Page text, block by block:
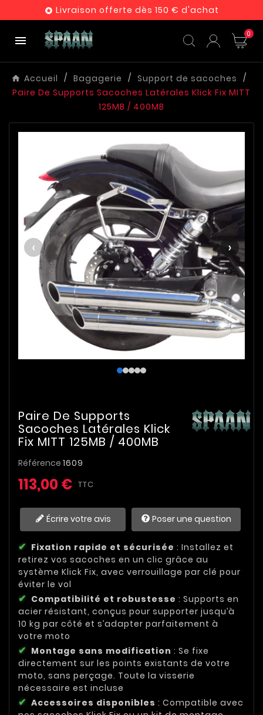
 Livraison offerte dès 150 € d'achat
 0
Accueil Bagagerie
Support de sacoches
Paire De Supports Sacoches Latérales Klick Fix MITT
125MB / 400MB
‹ ›
Paire De Supports
Sacoches Latérales Klick
Fix MITT 125MB / 400MB
Référence 1609
113,00 € TTC
Écrire votre avis Poser une question
Fixation rapide et sécurisée : Installez et
retirez vos sacoches en un clic grâce au
système Klick Fix, avec verrouillage par clé pour
éviter le vol
Compatibilité et robustesse : Supports en
acier résistant, conçus pour supporter jusqu’à
10 kg par côté et s’adapter parfaitement à
votre moto
Montage sans modification : Se fixe
directement sur les points existants de votre
moto, sans perçage. Toute la visserie
nécessaire est incluse
Accessoires disponibles : Compatible avec